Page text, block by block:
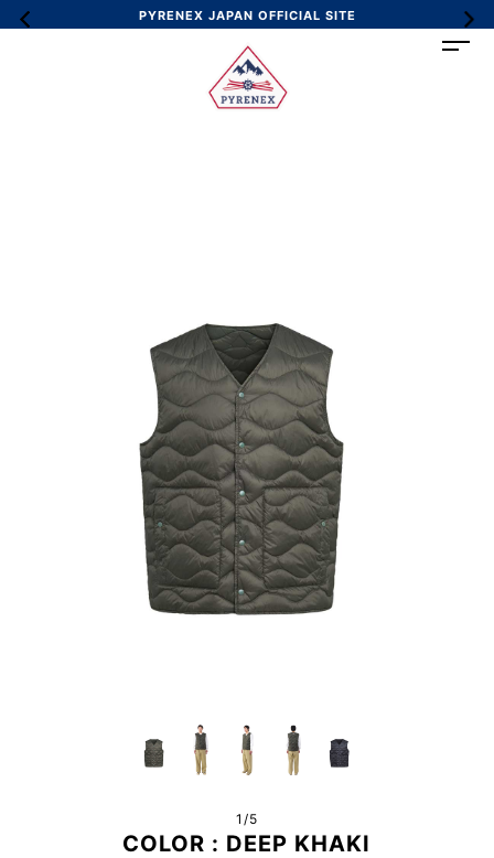
PYRENEX JAPAN OFFICIAL SITE
1/5
COLOR : DEEP KHAKI